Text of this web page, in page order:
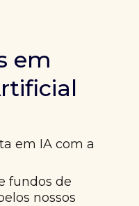
em
em IA com a
fundos de
nossos